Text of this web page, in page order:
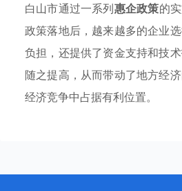
白山市通过一系列惠企政策的
政策落地后，越来越多的企业
负担，还提供了资金支持和技
随之提高，从而带动了地方经
经济竞争中占据有利位置。